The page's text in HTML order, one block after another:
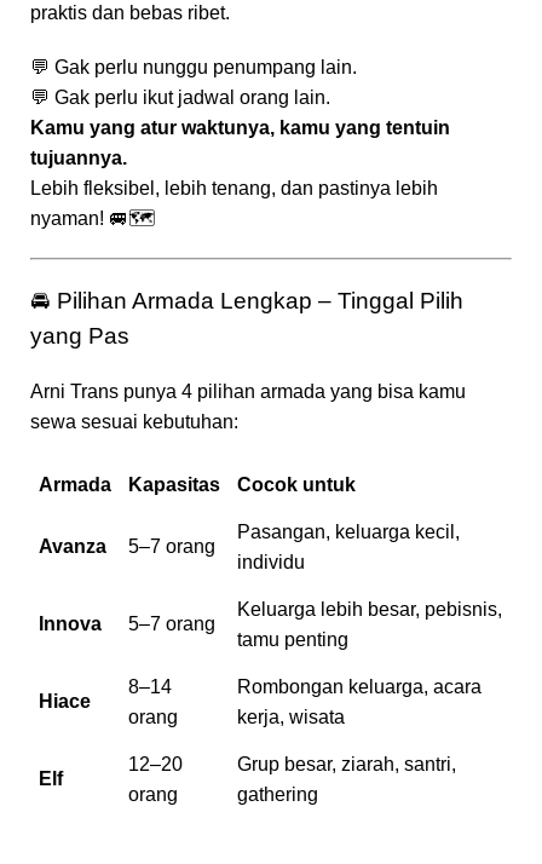
praktis dan bebas ribet.
💬 Gak perlu nunggu penumpang lain.
💬 Gak perlu ikut jadwal orang lain.
Kamu yang atur waktunya, kamu yang tentuin
tujuannya.
Lebih fleksibel, lebih tenang, dan pastinya lebih
nyaman! 🚐🗺️
🚘 Pilihan Armada Lengkap – Tinggal Pilih
yang Pas
Arni Trans punya 4 pilihan armada yang bisa kamu
sewa sesuai kebutuhan:
Armada Kapasitas Cocok untuk
Avanza 5–7 orang
Pasangan, keluarga kecil,
individu
Innova 5–7 orang
Keluarga lebih besar, pebisnis,
tamu penting
Hiace
8–14
orang
Rombongan keluarga, acara
kerja, wisata
Elf
12–20
orang
Grup besar, ziarah, santri,
gathering